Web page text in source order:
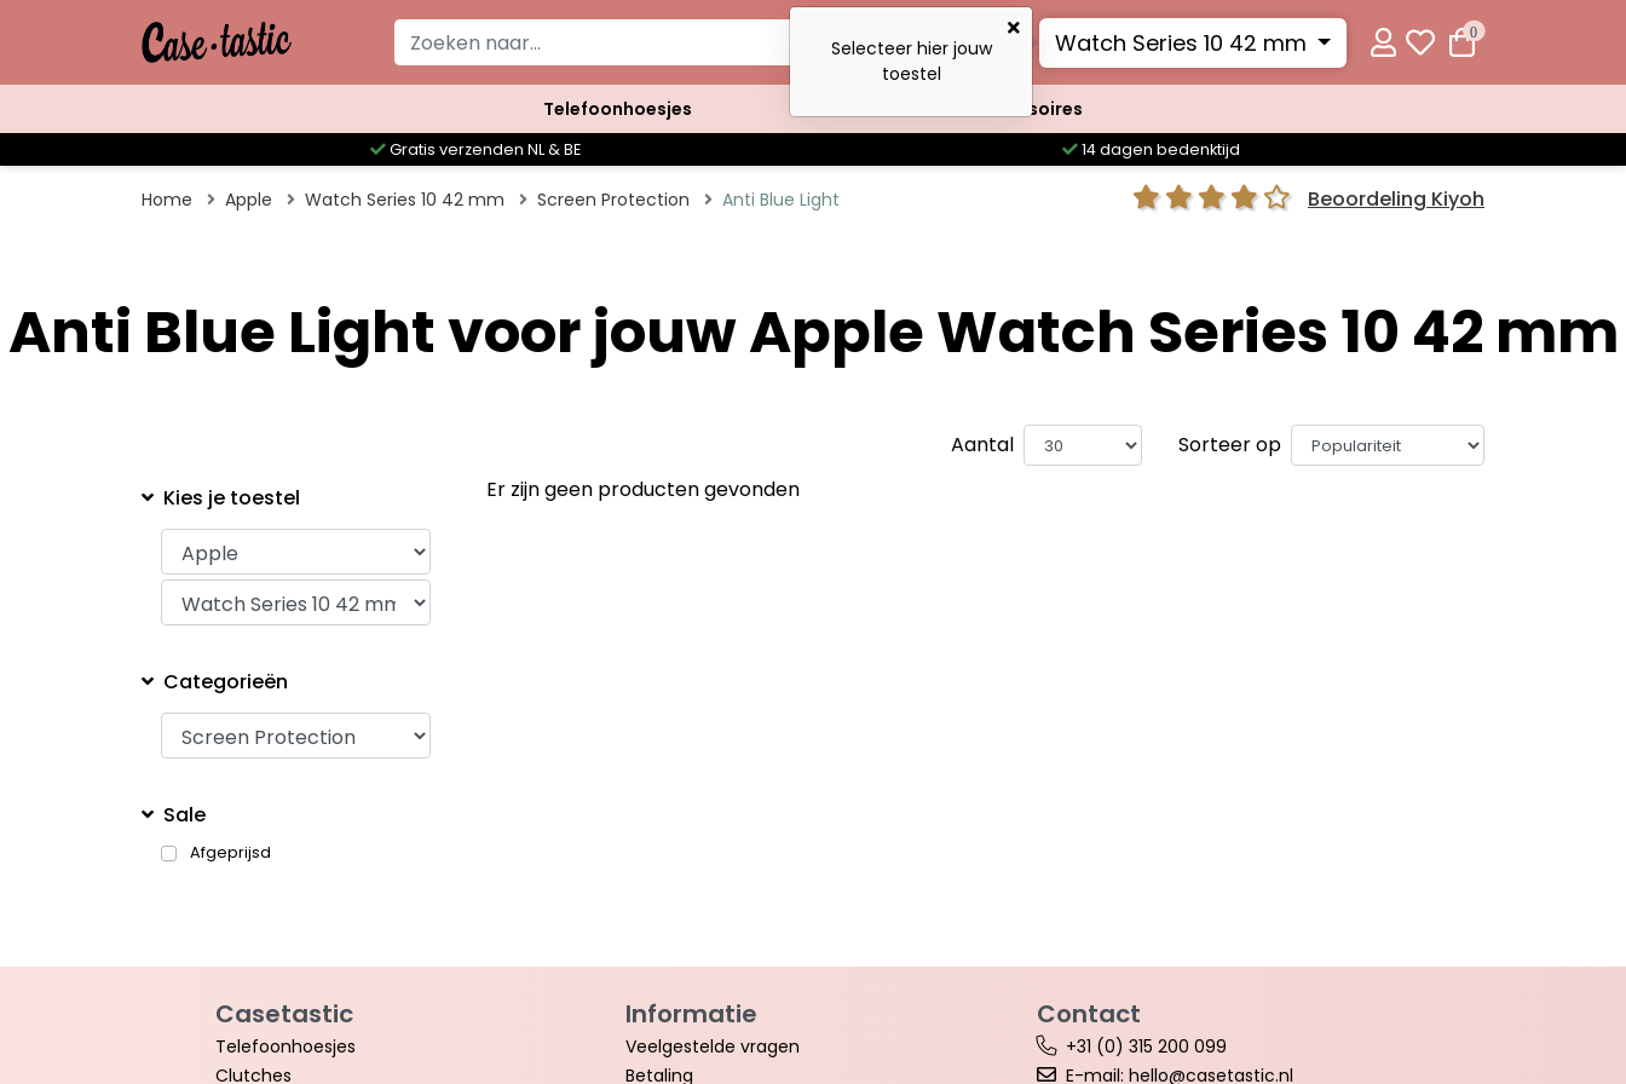
Watch Series 10 42 mm 0
Telefoonhoesjes Accessoires
Gratis verzenden NL & BE 14 dagen bedenktijd
Home Apple Watch Series 10 42 mm Screen Protection Anti Blue Light Beoordeling Kiyoh
Anti Blue Light voor jouw Apple Watch Series 10 42 mm
Aantal
Sorteer op
Kies je toestel
Categorieën
Sale
Afgeprijsd
Er zijn geen producten gevonden
Casetastic
Telefoonhoesjes
Clutches
Informatie
Veelgestelde vragen
Betaling
Contact
+31 (0) 315 200 099
E-mail: hello@casetastic.nl
Selecteer hier jouw
toestel